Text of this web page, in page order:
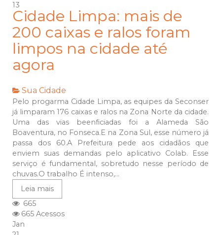
13
Cidade Limpa: mais de
200 caixas e ralos foram
limpos na cidade até
agora
Sua Cidade
Pelo progarma Cidade Limpa, as equipes da Seconser
já limparam 176 caixas e ralos na Zona Norte da cidade.
Uma das vias beenficiadas foi a Alameda São
Boaventura, no Fonseca.E na Zona Sul, esse número já
passa dos 60.A Prefeitura pede aos cidadãos que
enviem suas demandas pelo aplicativo Colab. Esse
serviço é fundamental, sobretudo nesse período de
chuvas.O trabalho É intenso,...
Leia mais
665
665 Acessos
Jan